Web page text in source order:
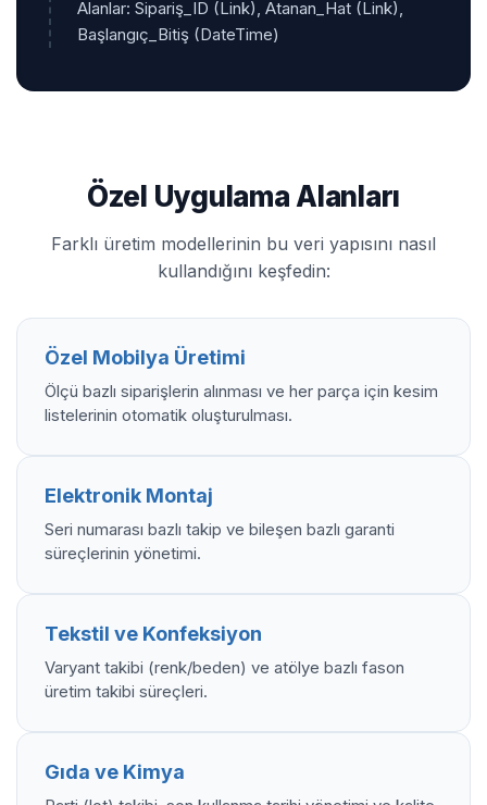
Alanlar: Sipariş_ID (Link), Atanan_Hat (Link),
Başlangıç_Bitiş (DateTime)
Özel Uygulama Alanları
Farklı üretim modellerinin bu veri yapısını nasıl
kullandığını keşfedin:
Özel Mobilya Üretimi
Ölçü bazlı siparişlerin alınması ve her parça için kesim
listelerinin otomatik oluşturulması.
Elektronik Montaj
Seri numarası bazlı takip ve bileşen bazlı garanti
süreçlerinin yönetimi.
Tekstil ve Konfeksiyon
Varyant takibi (renk/beden) ve atölye bazlı fason
üretim takibi süreçleri.
Gıda ve Kimya